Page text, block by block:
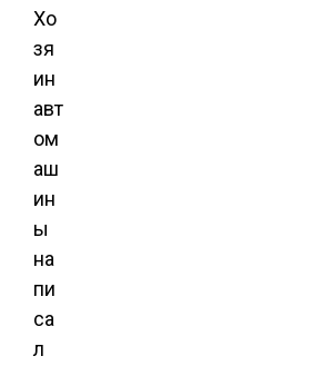
Хо
зя
ин
авт
ом
аш
ин
ы
на
пи
са
л